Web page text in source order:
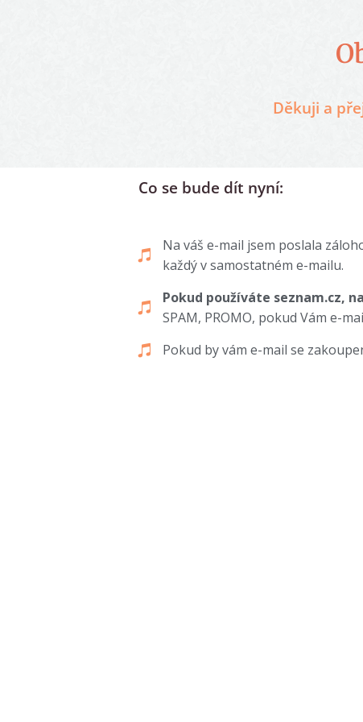
Děkuji a
Co se bude dít nyní:
Na váš e-mail jsem poslala
každý v samostatném e-mailu.
Pokud používáte seznam.cz,
SPAM, PROMO, pokud Vám e-
Pokud by vám e-mail se